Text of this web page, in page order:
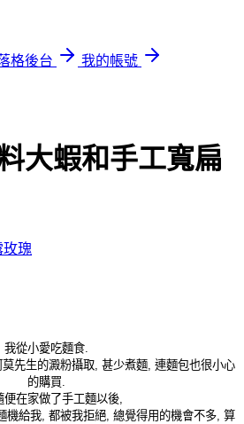
格後台
我的帳號
大蝦和手工寬扁
玫瑰
我從小愛吃麵食.
先生的澱粉攝取, 甚少煮麵, 連麵包也很小心
的購買.
便在家做了手工麵以後,
機給我, 都被我拒絕, 總覺得用的機會不多, 算